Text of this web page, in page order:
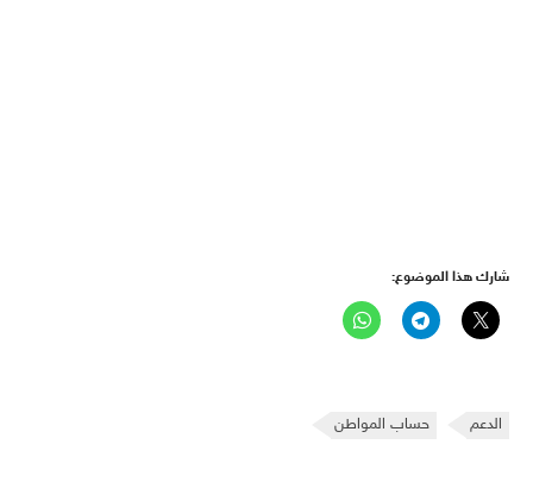
شارك هذا الموضوع:
الدعم حساب المواطن